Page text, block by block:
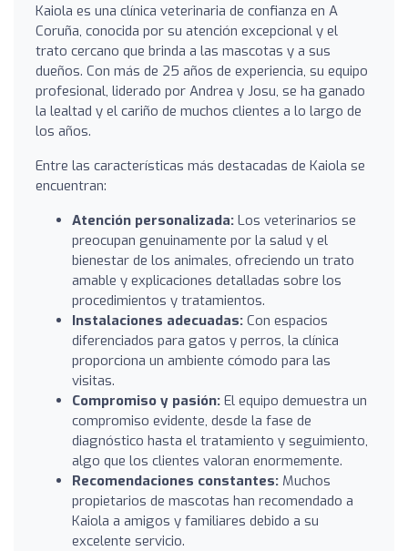
Kaiola es una clínica veterinaria de confianza en A
Coruña, conocida por su atención excepcional y el
trato cercano que brinda a las mascotas y a sus
dueños. Con más de 25 años de experiencia, su equipo
profesional, liderado por Andrea y Josu, se ha ganado
la lealtad y el cariño de muchos clientes a lo largo de
los años.
Entre las características más destacadas de Kaiola se
encuentran:
Atención personalizada: Los veterinarios se
preocupan genuinamente por la salud y el
bienestar de los animales, ofreciendo un trato
amable y explicaciones detalladas sobre los
procedimientos y tratamientos.
Instalaciones adecuadas: Con espacios
diferenciados para gatos y perros, la clínica
proporciona un ambiente cómodo para las
visitas.
Compromiso y pasión: El equipo demuestra un
compromiso evidente, desde la fase de
diagnóstico hasta el tratamiento y seguimiento,
algo que los clientes valoran enormemente.
Recomendaciones constantes: Muchos
propietarios de mascotas han recomendado a
Kaiola a amigos y familiares debido a su
excelente servicio.